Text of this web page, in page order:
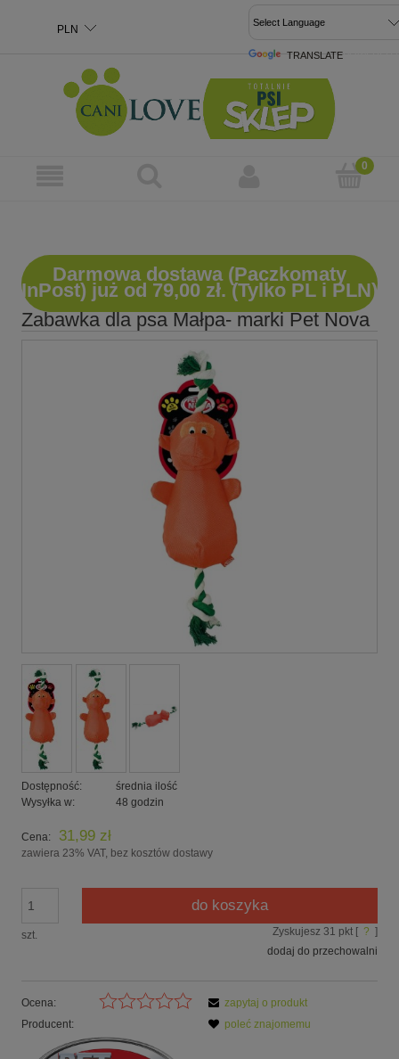
TRANSLATE
Darmowa dostawa (Paczkomaty
InPost) już od 79,00 zł. (Tylko PL i PLN)
Zabawka dla psa Małpa- marki Pet Nova
Dostępność:
średnia ilość
Wysyłka w:
48 godzin
Cena: 31,99 zł
zawiera 23% VAT, bez kosztów dostawy
szt.
do koszyka
Zyskujesz 31 pkt [ ? ]
dodaj do przechowalni
Ocena:
Producent:
zapytaj o produkt
poleć znajomemu